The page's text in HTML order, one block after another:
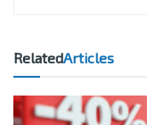
RelatedArticles